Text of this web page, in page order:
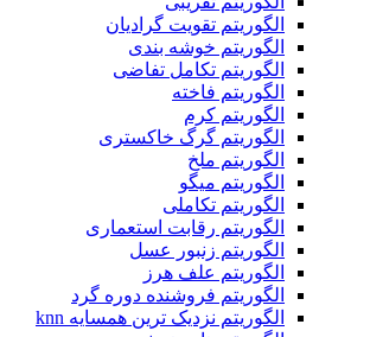
الگوریتم تقویت گرادیان
الگوریتم خوشه بندی
الگوریتم تکامل تفاضی
الگوریتم فاخته
الگوریتم کرم
الگوریتم گرگ خاکستری
الگوریتم ملخ
الگوریتم میگو
الگوریتم تکاملی
الگوریتم رقابت استعماری
الگوریتم زنبور عسل
الگوریتم علف هرز
الگوریتم فروشنده دوره گرد
الگوریتم نزدیک ترین همسایه knn